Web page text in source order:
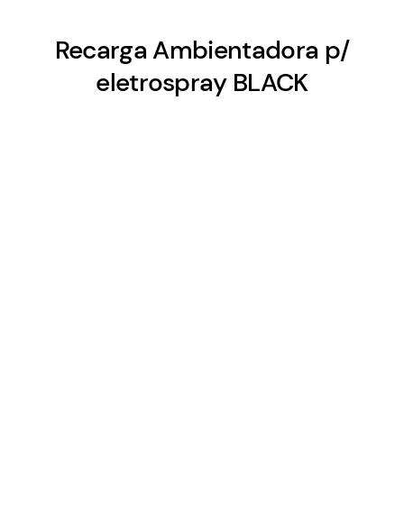
Recarga Ambientadora p/
eletrospray BLACK